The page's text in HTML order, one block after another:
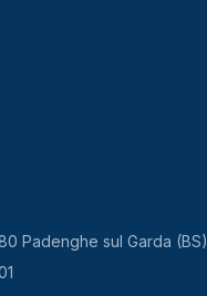
Padenghe sul Garda (BS)